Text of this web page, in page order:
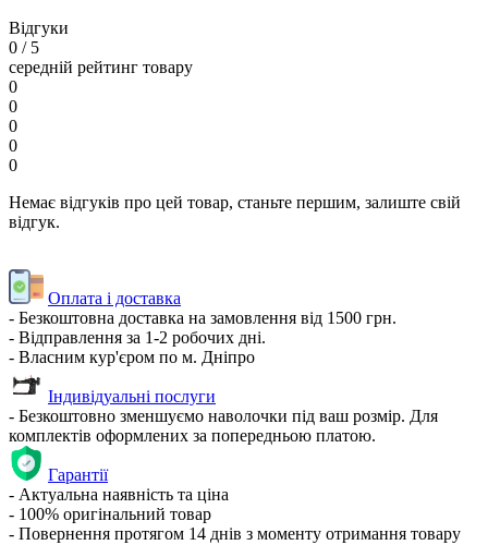
Відгуки
0 / 5
середній рейтинг товару
0
0
0
0
0
Немає відгуків про цей товар, станьте першим, залиште свій
відгук.
Оплата і доставка
- Безкоштовна доставка на замовлення від 1500 грн.
- Відправлення за 1-2 робочих дні.
- Власним кур'єром по м. Дніпро
Індивідуальні послуги
- Безкоштовно зменшуємо наволочки під ваш розмір. Для
комплектів оформлених за попередньою платою.
Гарантії
- Актуальна наявність та ціна
- 100% оригінальний товар
- Повернення протягом 14 днів з моменту отримання товару